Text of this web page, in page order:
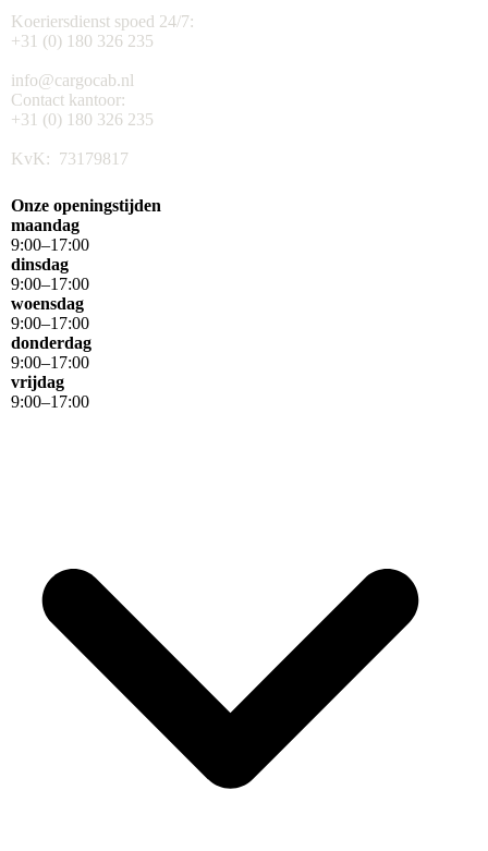
Koeriersdienst spoed 24/7:
+31 (0) 180 326 235
info@cargocab.nl
Contact kantoor:
+31 (0) 180 326 235
KvK: 73179817
Onze openingstijden
maandag
9:00–17:00
dinsdag
9:00–17:00
woensdag
9:00–17:00
donderdag
9:00–17:00
vrijdag
9:00–17:00